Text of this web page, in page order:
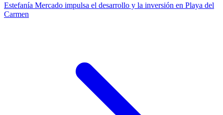
Estefanía Mercado impulsa el desarrollo y la inversión en Playa del
Carmen